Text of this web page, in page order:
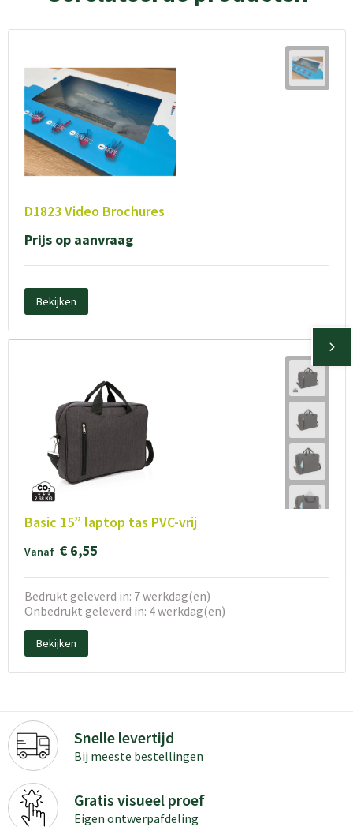
D1823 Video Brochures
Prijs op aanvraag
Bekijken
Basic 15” laptop tas PVC-vrij
Vanaf € 6,55
Bedrukt geleverd in: 7 werkdag(en)
Onbedrukt geleverd in: 4 werkdag(en)
Bekijken
Snelle levertijd
Bij meeste bestellingen
Gratis visueel proef
Eigen ontwerpafdeling